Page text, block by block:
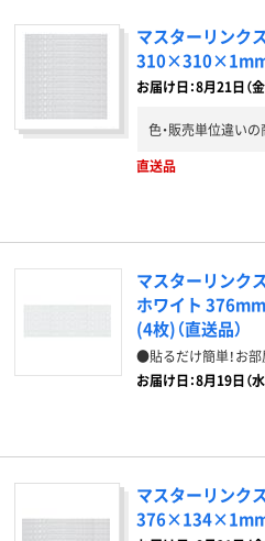
マスターリンク
お届け日：8月21日（
色・販売単位違い
直送品
マスターリンク
ホワイト
(4枚)（直送品）
●貼るだけ簡単！お部
お届け日：8月19日（
マスターリンク